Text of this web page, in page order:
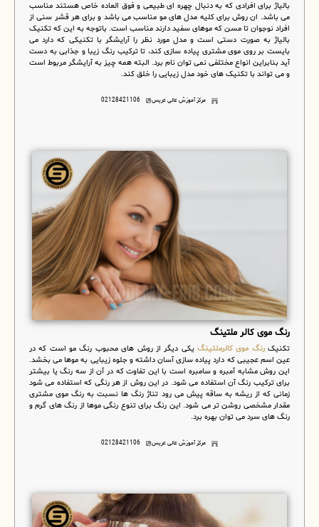
بالیاژ برای افرادی که به دنبال چهره ای طبیعی و فوق العاده خاص هستند مناسب
می باشد. ان روش برای کلیه مدل های مو مناسب می باشد و برای هر قشر سنی از
افراد نوجوان تا مسن که موهای سفید دارند مناسب است. باتوجه به این که تکنیک
بالیاژ به صورت دستی است و مدل مورد نظر را آرایشگر با تکنیکی که دارد می
بایست بر روی موی مشتری پیاده سازی کند، تا ترکیب رنگ زیبا و جذابی به دست
آید بنابراین انواع مختلفی نمی توان نام برد. البته همه چیز به آرایشگر مربوط است
و می تواند با تکنیک های خود مدل زیبایی را خلق کند.
مرکز آموزش عالی عریس 02128421106
رنگ موی کالر ملتینگ
تکنیکرنگ موی کالرملتینگ یکی دیگر از روش های محبوب رنگ مو است که در
عین اسم عجیبی که دارد پیاده سازی آسان داشته و جلوه زیبایی به موها می بخشد.
این روش مشابه آمبره و سامبره است با این تفاوت که در آن از سه رنگ یا بیشتر
برای ترکیب رنگ آن استفاده می شود. در این روش از هر رنگی که استفاده می شود
زمانی که از ریشه به ساقه پیش می رود تناژ رنگ ها نسبت به رنگ موی مشتری
مقدار مشخصی روشن تر می شود. این رنگ برای تنوع رنگی موها از رنگ های گرم و
رنگ های سرد می توان بهره برد.
مرکز آموزش عالی عریس 02128421106